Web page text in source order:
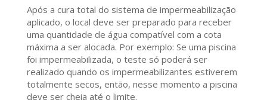
Após a cura total do sistema de impermeabilização
aplicado, o local deve ser preparado para receber
uma quantidade de água compatível com a cota
máxima a ser alocada. Por exemplo: Se uma piscina
foi impermeabilizada, o teste só poderá ser
realizado quando os impermeabilizantes estiverem
totalmente secos, então, nesse momento a piscina
deve ser cheia até o limite.